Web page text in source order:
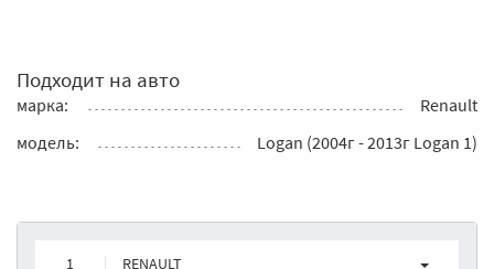
Подходит на авто
марка:
Renault
модель:
Logan (2004г - 2013г Logan 1)
1 RENAULT